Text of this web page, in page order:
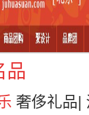
品
奢侈礼品|